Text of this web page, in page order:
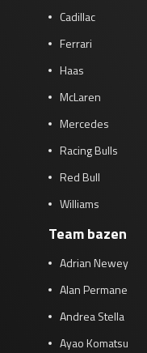
Cadillac
Ferrari
Haas
McLaren
Mercedes
Racing Bulls
Red Bull
Williams
Team bazen
Adrian Newey
Alan Permane
Andrea Stella
Ayao Komatsu